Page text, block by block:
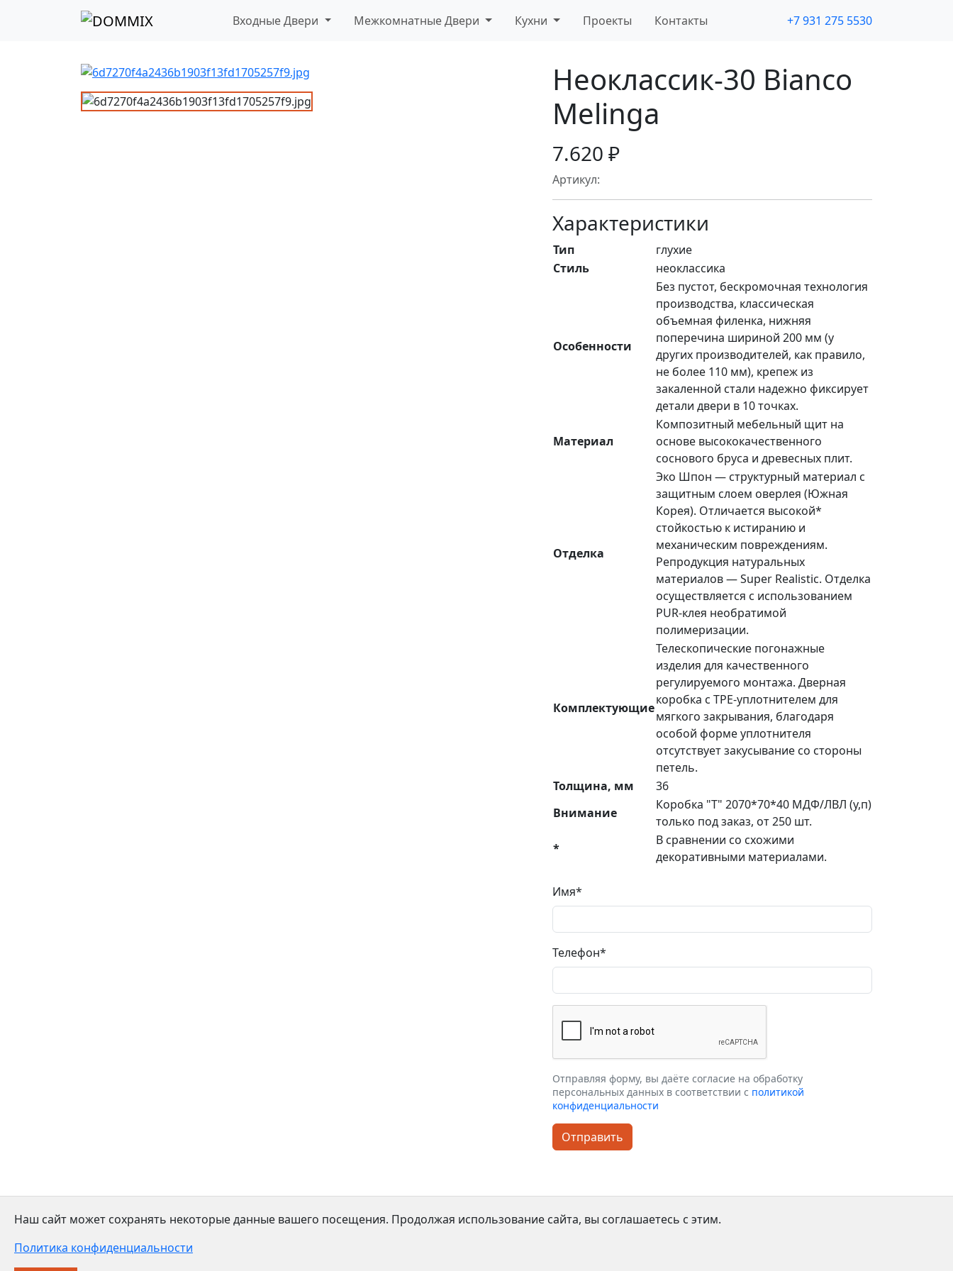
Входные Двери Межкомнатные Двери Кухни Проекты Контакты +7 931 275 5530
Неоклассик-30 Bianco
Melinga
7.620 ₽
Артикул:
Характеристики
Тип
глухие
Стиль
неоклассика
Особенности
Без пустот, бескромочная технология
производства, классическая
объемная филенка, нижняя
поперечина шириной 200 мм (у
других производителей, как правило,
не более 110 мм), крепеж из
закаленной стали надежно фиксирует
детали двери в 10 точках.
Материал
Композитный мебельный щит на
основе высококачественного
соснового бруса и древесных плит.
Отделка
Эко Шпон — структурный материал с
защитным слоем оверлея (Южная
Корея). Отличается высокой*
стойкостью к истиранию и
механическим повреждениям.
Репродукция натуральных
материалов — Super Realistic. Отделка
осуществляется с использованием
PUR-клея необратимой
полимеризации.
Комплектующие
Телескопические погонажные
изделия для качественного
регулируемого монтажа. Дверная
коробка с TPE-уплотнителем для
мягкого закрывания, благодаря
особой форме уплотнителя
отсутствует закусывание со стороны
петель.
Толщина, мм
36
Внимание
Коробка "Т" 2070*70*40 МДФ/ЛВЛ (у,п)
только под заказ, от 250 шт.
*
В сравнении со схожими
декоративными материалами.
Имя*
Телефон*
Отправляя форму, вы даёте согласие на обработку
персональных данных в соответствии с политикой
конфиденциальности
Отправить
Наш сайт может сохранять некоторые данные вашего посещения. Продолжая использование сайта, вы соглашаетесь с этим.
Политика конфиденциальности